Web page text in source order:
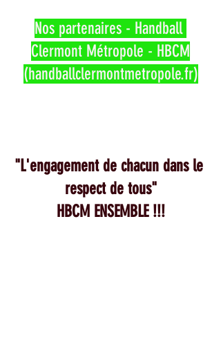
Nos partenaires - Handball
Clermont Métropole - HBCM
(handballclermontmetropole.fr)
"L'engagement de chacun dans le
respect de tous"
HBCM ENSEMBLE !!!